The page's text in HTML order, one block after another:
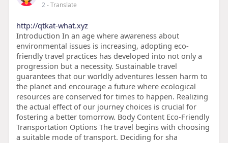
2- Translate
http://qtkat-what.xyz
Introduction In an age where awareness about
environmental issues is increasing, adopting eco-
friendly travel practices has developed into not only a
progression but a necessity. Sustainable travel
guarantees that our worldly adventures lessen harm to
the planet and encourage a future where ecological
resources are conserved for times to happen. Realizing
the actual effect of our journey choices is crucial for
fostering a better tomorrow. Body Content Eco-Friendly
Transportation Options The travel begins with choosing
a suitable mode of transport. Deciding for sha